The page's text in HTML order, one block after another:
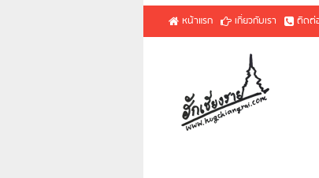
หน้าแรก เกี่ยวกับเรา ติดต่